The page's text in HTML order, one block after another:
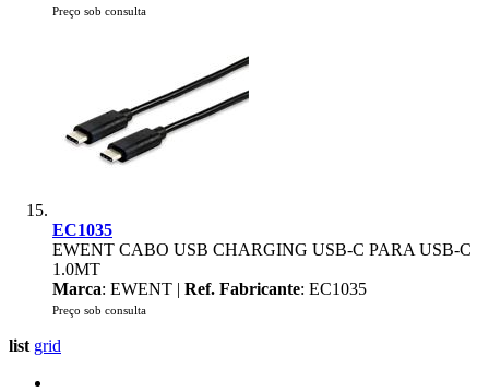
Preço sob consulta
EC1035
EWENT CABO USB CHARGING USB-C PARA USB-C
1.0MT
Marca: EWENT | Ref. Fabricante: EC1035
Preço sob consulta
list grid